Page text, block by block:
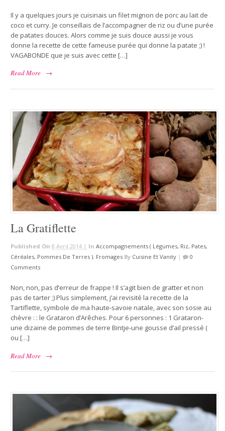
Il y a quelques jours je cuisinais un filet mignon de porc au lait de
coco et curry. Je conseillais de l’accompagner de riz ou d’une purée
de patates douces. Alors comme je suis douce aussi je vous
donne la recette de cette fameuse purée qui donne la patate ;) !
VAGABONDE que je suis avec cette […]
Read More
→
La Gratiflette
Published On8 Avril 2014 | In Accompagnements ( Légumes, Riz, Pates,
Céréales, Pommes De Terres ), Fromages By Cuisine Et Vanity |
0
Comments
Non, non, pas d’erreur de frappe ! Il s’agit bien de gratter et non
pas de tarter ;) Plus simplement, j’ai revisité la recette de la
Tartiflette, symbole de ma haute-savoie natale, avec son sosie au
chèvre : : le Grataron d’Arêches. Pour 6 personnes : 1 Grataron-
une dizaine de pommes de terre Bintje-une gousse d’ail pressé (
ou […]
Read More
→